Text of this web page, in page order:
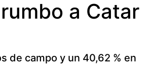
a Catar
de campo y un 40,62 % en